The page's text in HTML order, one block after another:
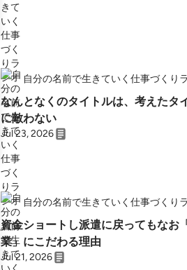
自分の名前で生きていく仕事づくり
なんとなくのタイトルは、考えたタ
に敵わない
Jul 23, 2026
自分の名前で生きていく仕事づくり
資金ショートし派遣に戻ってもなお
業」にこだわる理由
Jul 21, 2026